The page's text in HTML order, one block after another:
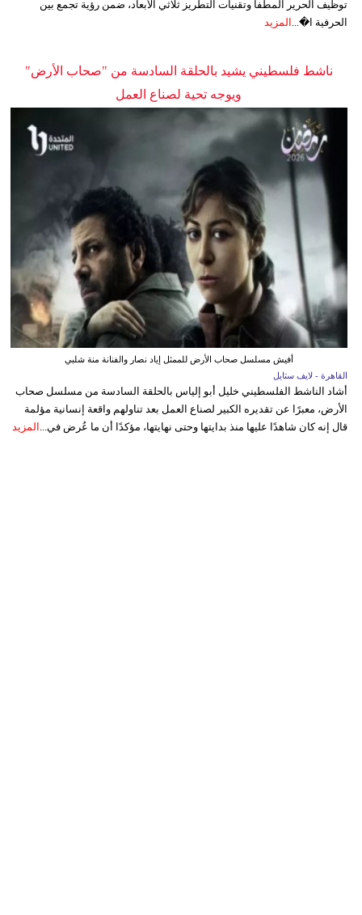
توظيف الحرير المطفأ وتقنيات التطريز ثلاثي الأبعاد، ضمن رؤية تجمع بين
الحرفية ا�... المزيد
ناشط فلسطيني يشيد بالحلقة السادسة من "صحاب الأرض"
ويوجه تحية لصناع العمل
أفيش مسلسل صحاب الأرض للممثل إياد نصار والفنانة منة شلبي
القاهرة - لايف ستايل
أشاد الناشط الفلسطيني خليل أبو إلياس بالحلقة السادسة من مسلسل صحاب
الأرض، معبرًا عن تقديره الكبير لصناع العمل بعد تناولهم واقعة إنسانية مؤلمة
قال إنه كان شاهدًا عليها منذ بدايتها وحتى نهايتها، مؤكدًا أن ما عُرض في... المزيد